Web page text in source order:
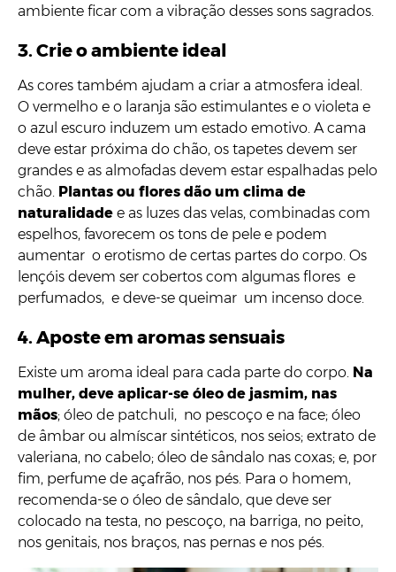
ambiente ficar com a vibração desses sons sagrados.
3. Crie o ambiente ideal
As cores também ajudam a criar a atmosfera ideal.
O vermelho e o laranja são estimulantes e o violeta e
o azul escuro induzem um estado emotivo. A cama
deve estar próxima do chão, os tapetes devem ser
grandes e as almofadas devem estar espalhadas pelo
chão. Plantas ou flores dão um clima de
naturalidade e as luzes das velas, combinadas com
espelhos, favorecem os tons de pele e podem
aumentar o erotismo de certas partes do corpo. Os
lençóis devem ser cobertos com algumas flores e
perfumados, e deve-se queimar um incenso doce.
4. Aposte em aromas sensuais
Existe um aroma ideal para cada parte do corpo. Na
mulher, deve aplicar-se óleo de jasmim, nas
mãos; óleo de patchuli, no pescoço e na face; óleo
de âmbar ou almíscar sintéticos, nos seios; extrato de
valeriana, no cabelo; óleo de sândalo nas coxas; e, por
fim, perfume de açafrão, nos pés. Para o homem,
recomenda-se o óleo de sândalo, que deve ser
colocado na testa, no pescoço, na barriga, no peito,
nos genitais, nos braços, nas pernas e nos pés.